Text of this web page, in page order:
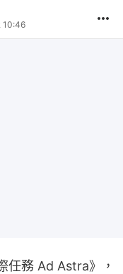
10:46
任務 Ad Astra》，